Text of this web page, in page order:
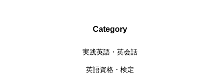
Category
実践英語・英会話
英語資格・検定